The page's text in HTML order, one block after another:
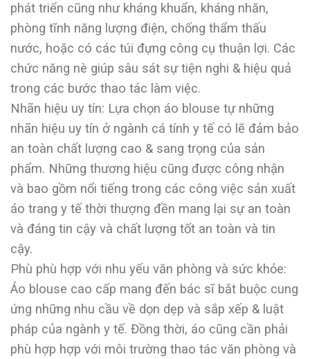
phát triển cũng như kháng khuẩn, kháng nhăn,
phòng tĩnh năng lượng điện, chống thẩm thấu
nước, hoặc có các túi đựng công cụ thuận lợi. Các
chức năng nè giúp sâu sát sự tiện nghi & hiệu quả
trong các bước thao tác làm việc.
Nhãn hiệu uy tín: Lựa chọn áo blouse tự những
nhãn hiệu uy tín ở ngành cá tính y tế có lẽ đảm bảo
an toàn chất lượng cao & sang trọng của sản
phẩm. Những thương hiệu cũng được công nhận
và bao gồm nổi tiếng trong các công việc sản xuất
áo trang y tế thời thượng đền mang lại sự an toàn
và đáng tin cậy và chất lượng tốt an toàn và tin
cậy.
Phù phù hợp với nhu yếu văn phòng và sức khỏe:
Áo blouse cao cấp mang đến bác sĩ bắt buộc cung
ứng những nhu cầu về dọn dẹp và sắp xếp & luật
pháp của ngành y tế. Đồng thời, áo cũng cần phải
phù hợp hợp với môi trường thao tác văn phòng và